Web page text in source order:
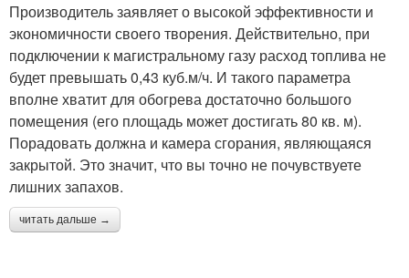
Производитель заявляет о высокой эффективности и
экономичности своего творения. Действительно, при
подключении к магистральному газу расход топлива не
будет превышать 0,43 куб.м/ч. И такого параметра
вполне хватит для обогрева достаточно большого
помещения (его площадь может достигать 80 кв. м).
Порадовать должна и камера сгорания, являющаяся
закрытой. Это значит, что вы точно не почувствуете
лишних запахов.
читать дальше →